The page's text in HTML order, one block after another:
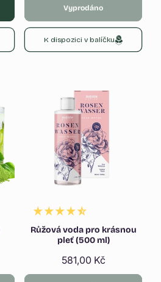
Vyprodáno
K dispozici v balíčku
Růžová voda pro krásnou
pleť (500 ml)
Běžná
cena
581,00 Kč